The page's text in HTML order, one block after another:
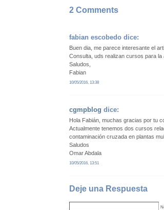
2 Comments
fabian escobedodice:
Buen dia, me parece interesante el
Consulta, uds realizan cursos para la
Saludos,
Fabian
10/05/2016, 13:38
cgmpblog dice:
Hola Fabián, muchas gracias por tu
Actualmente tenemos dos cursos
contaminación cruzada en plantas
Saludos
Omar Abdala
10/05/2016, 13:51
Deje una Respuesta